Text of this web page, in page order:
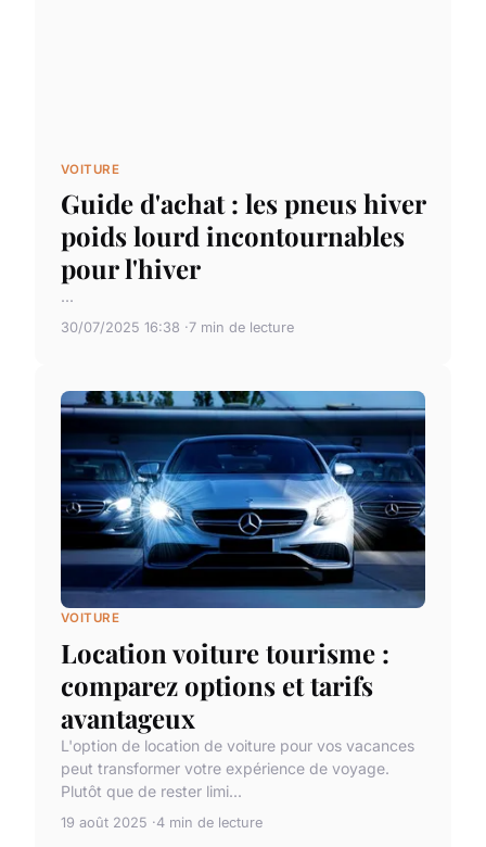
VOITURE
Guide d'achat : les pneus hiver
poids lourd incontournables
pour l'hiver
...
30/07/2025 16:38 7 min de lecture
VOITURE
Location voiture tourisme :
comparez options et tarifs
avantageux
L'option de location de voiture pour vos vacances
peut transformer votre expérience de voyage.
Plutôt que de rester limi...
19 août 2025 4 min de lecture